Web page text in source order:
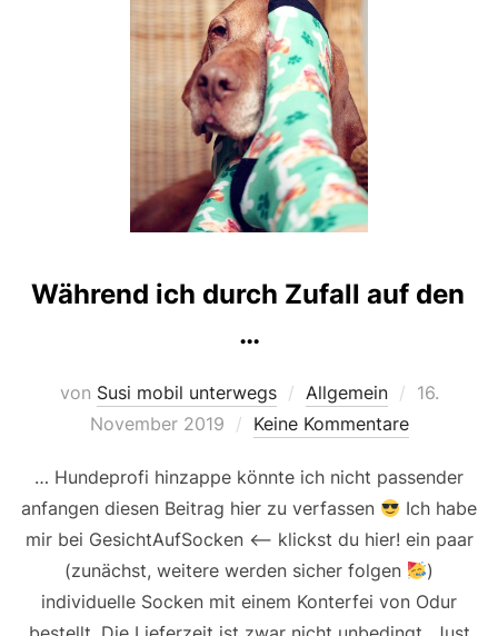
Während ich durch Zufall auf den
…
von Susi mobil unterwegs Allgemein
16.
November 2019
Keine Kommentare
… Hundeprofi hinzappe könnte ich nicht passender
anfangen diesen Beitrag hier zu verfassen
Ich habe
mir bei GesichtAufSocken <— klickst du hier! ein paar
(zunächst, weitere werden sicher folgen
)
individuelle Socken mit einem Konterfei von Odur